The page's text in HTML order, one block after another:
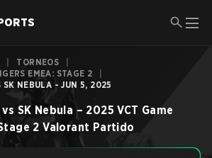
TORNEOS
EMEA: STAGE 2
SK NEBULA - JUN 5, 2025
vs SK Nebula – 2025 VCT Game
2 Valorant Partido